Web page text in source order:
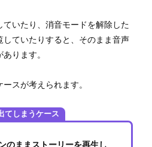
いたり、消音モードを解除した
していたりすると、そのまま音声
ります。
スが考えられます。
てしまうケース
のままストーリーを再生し